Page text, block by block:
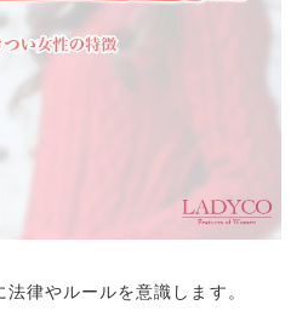
律やルールを意識します。